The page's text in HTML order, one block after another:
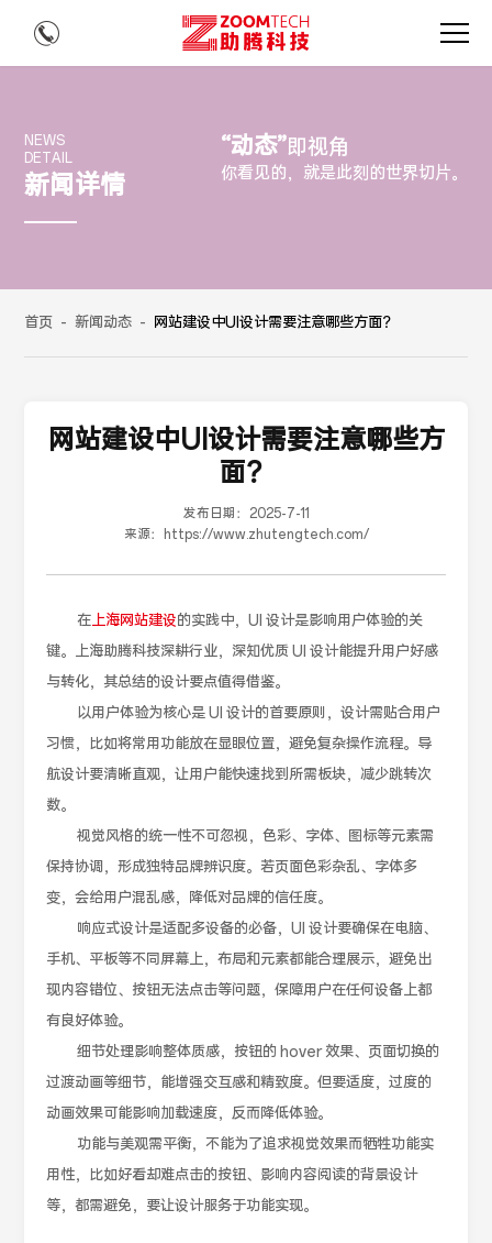
NEWS
DETAIL
新闻详情
“动态”即视角
你看见的，就是此刻的世界切片。
首页 - 新闻动态 - 网站建设中UI设计需要注意哪些方面？
网站建设中UI设计需要注意哪些方
面？
发布日期：
2025-7-11
来源：
https://www.zhutengtech.com/
在上海网站建设的实践中，UI 设计是影响用户体验的关
键。上海助腾科技深耕行业，深知优质 UI 设计能提升用户好感
与转化，其总结的设计要点值得借鉴。
以用户体验为核心是 UI 设计的首要原则，设计需贴合用户
习惯，比如将常用功能放在显眼位置，避免复杂操作流程。导
航设计要清晰直观，让用户能快速找到所需板块，减少跳转次
数。
视觉风格的统一性不可忽视，色彩、字体、图标等元素需
保持协调，形成独特品牌辨识度。若页面色彩杂乱、字体多
变，会给用户混乱感，降低对品牌的信任度。
响应式设计是适配多设备的必备，UI 设计要确保在电脑、
手机、平板等不同屏幕上，布局和元素都能合理展示，避免出
现内容错位、按钮无法点击等问题，保障用户在任何设备上都
有良好体验。
细节处理影响整体质感，按钮的 hover 效果、页面切换的
过渡动画等细节，能增强交互感和精致度。但要适度，过度的
动画效果可能影响加载速度，反而降低体验。
功能与美观需平衡，不能为了追求视觉效果而牺牲功能实
用性，比如好看却难点击的按钮、影响内容阅读的背景设计
等，都需避免，要让设计服务于功能实现。